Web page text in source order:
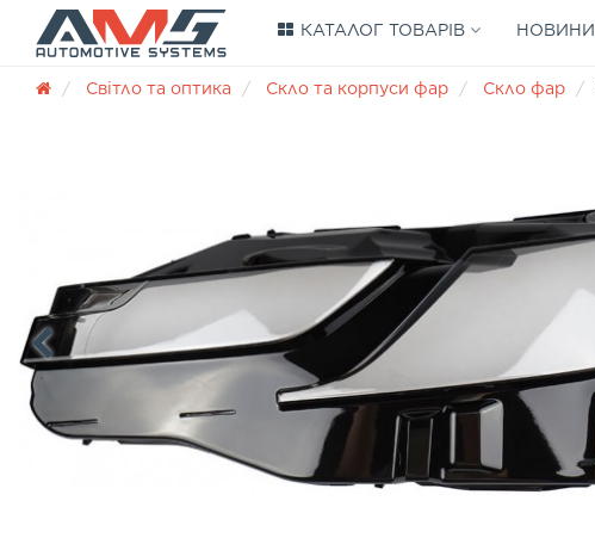
КАТАЛОГ ТОВАРІВ НОВИНИ
Світло та оптика Скло та корпуси фар Скло фар